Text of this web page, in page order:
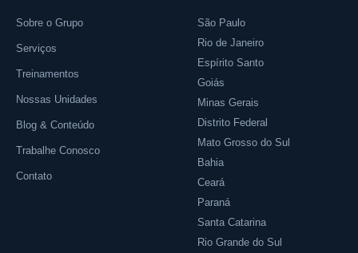
Sobre o Grupo
Serviços
Treinamentos
Nossas Unidades
Blog & Conteúdo
Trabalhe Conosco
Contato
São Paulo
Rio de Janeiro
Espírito Santo
Goiás
Minas Gerais
Distrito Federal
Mato Grosso do Sul
Bahia
Ceará
Paraná
Santa Catarina
Rio Grande do Sul